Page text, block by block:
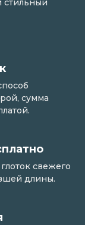
стильный
сумма
свежего
длины.